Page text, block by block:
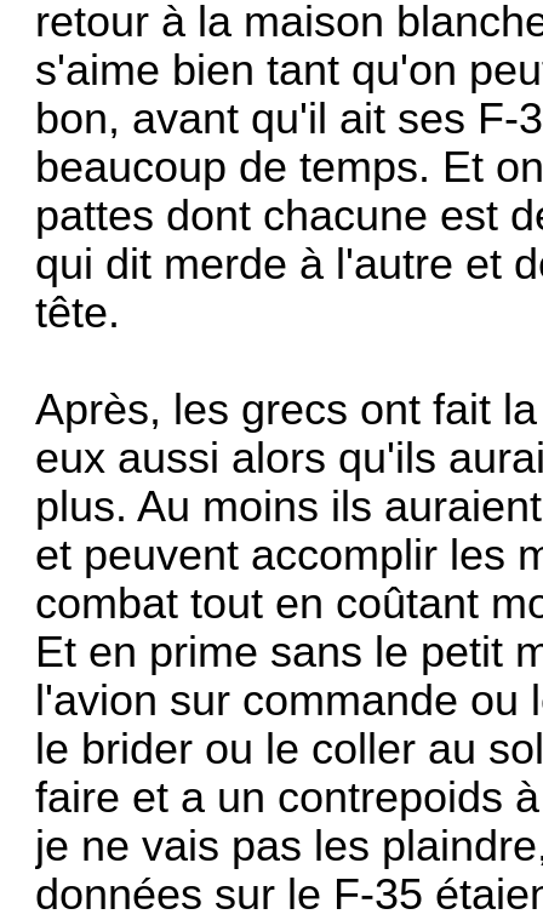
retour à la maison
s'aime bien tant qu'on
bon, avant qu'il ait ses F-
beaucoup de temps. Et
pattes dont chacune est
qui dit merde à l'autre et
tête.
Après, les grecs ont fait
eux aussi alors qu'ils
plus. Au moins ils
et peuvent accomplir les
combat tout en coûtant
Et en prime sans le petit
l'avion sur commande ou
le brider ou le coller au
faire et a un contrepoids
je ne vais pas les
données sur le F-35